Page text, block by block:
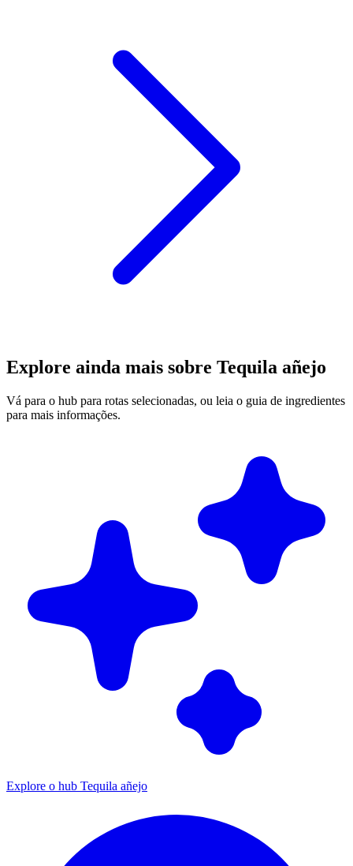
Explore ainda mais sobre Tequila añejo
Vá para o hub para rotas selecionadas, ou leia o guia de ingredientes
para mais informações.
Explore o hub Tequila añejo